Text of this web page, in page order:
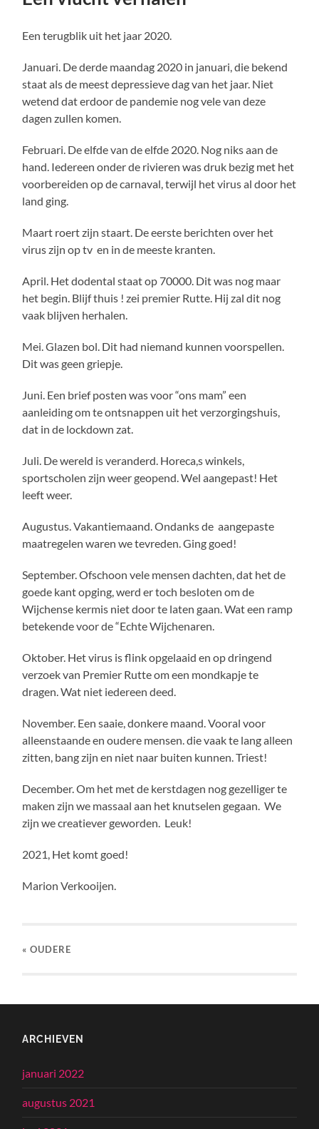
Een terugblik uit het jaar 2020.
Januari. De derde maandag 2020 in januari, die bekend
staat als de meest depressieve dag van het jaar. Niet
wetend dat erdoor de pandemie nog vele van deze
dagen zullen komen.
Februari. De elfde van de elfde 2020. Nog niks aan de
hand. Iedereen onder de rivieren was druk bezig met het
voorbereiden op de carnaval, terwijl het virus al door het
land ging.
Maart roert zijn staart. De eerste berichten over het
virus zijn op tv en in de meeste kranten.
April. Het dodental staat op 70000. Dit was nog maar
het begin. Blijf thuis ! zei premier Rutte. Hij zal dit nog
vaak blijven herhalen.
Mei. Glazen bol. Dit had niemand kunnen voorspellen.
Dit was geen griepje.
Juni. Een brief posten was voor “ons mam” een
aanleiding om te ontsnappen uit het verzorgingshuis,
dat in de lockdown zat.
Juli. De wereld is veranderd. Horeca,s winkels,
sportscholen zijn weer geopend. Wel aangepast! Het
leeft weer.
Augustus. Vakantiemaand. Ondanks de aangepaste
maatregelen waren we tevreden. Ging goed!
September. Ofschoon vele mensen dachten, dat het de
goede kant opging, werd er toch besloten om de
Wijchense kermis niet door te laten gaan. Wat een ramp
betekende voor de “Echte Wijchenaren.
Oktober. Het virus is flink opgelaaid en op dringend
verzoek van Premier Rutte om een mondkapje te
dragen. Wat niet iedereen deed.
November. Een saaie, donkere maand. Vooral voor
alleenstaande en oudere mensen. die vaak te lang alleen
zitten, bang zijn en niet naar buiten kunnen. Triest!
December. Om het met de kerstdagen nog gezelliger te
maken zijn we massaal aan het knutselen gegaan. We
zijn we creatiever geworden. Leuk!
2021, Het komt goed!
Marion Verkooijen.
« OUDERE
ARCHIEVEN
januari 2022
augustus 2021